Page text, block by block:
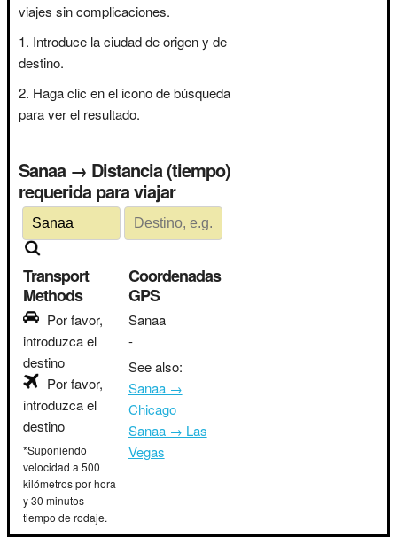
viajes sin complicaciones.
Introduce la ciudad de origen y de
destino.
Haga clic en el icono de búsqueda
para ver el resultado.
Sanaa → Distancia (tiempo)
requerida para viajar
Transport
Methods
Por favor,
introduzca el
destino
Por favor,
introduzca el
destino
*Suponiendo
velocidad a 500
kilómetros por hora
y 30 minutos
tiempo de rodaje.
Coordenadas
GPS
Sanaa
-
See also:
Sanaa →
Chicago
Sanaa → Las
Vegas